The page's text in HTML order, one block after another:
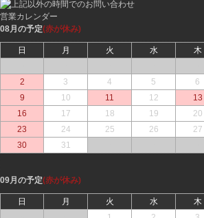
営業カレンダー
08月の予定(赤が休み)
日 月 火 水 木
2
3 4 5 6
9
10 11 12 13
16
17 18 19 20
23
24 25 26 27
30
31
09月の予定(赤が休み)
日 月 火 水 木